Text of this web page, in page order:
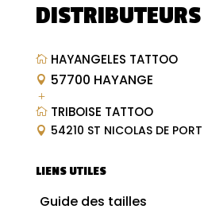
DISTRIBUTEURS
 HAYANGELES TATTOO
 57700 HAYANGE
L
 TRIBOISE TATTOO
 54210 ST NICOLAS DE PORT
LIENS UTILES
Guide des tailles